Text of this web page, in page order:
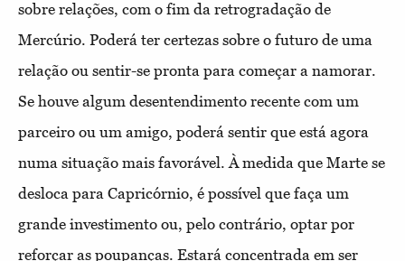
sobre relações, com o fim da retrogradação de
Mercúrio. Poderá ter certezas sobre o futuro de uma
relação ou sentir-se pronta para começar a namorar.
Se houve algum desentendimento recente com um
parceiro ou um amigo, poderá sentir que está agora
numa situação mais favorável. À medida que Marte se
desloca para Capricórnio, é possível que faça um
grande investimento ou, pelo contrário, optar por
reforçar as poupanças. Estará concentrada em ser